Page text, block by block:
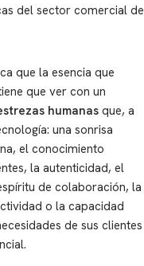
del sector comercial de
que la esencia que
que ver con un
humanas que, a
una sonrisa
el conocimiento
la autenticidad, el
de colaboración, la
o la capacidad
de sus clientes